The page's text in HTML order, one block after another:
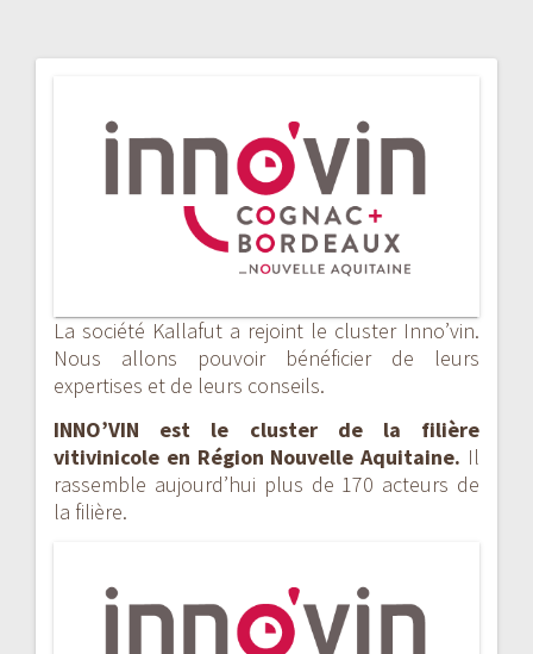
La société Kallafut a rejoint le cluster Inno’vin.
Nous allons pouvoir bénéficier de leurs
expertises et de leurs conseils.
INNO’VIN est le cluster de la filière
vitivinicole en Région Nouvelle Aquitaine. Il
rassemble aujourd’hui plus de 170 acteurs de
la filière.
Navigation